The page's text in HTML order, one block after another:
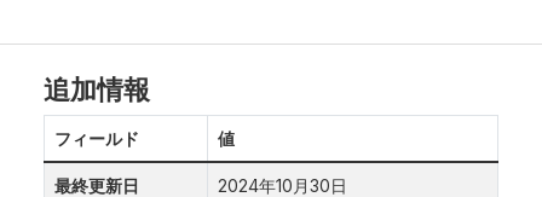
追加情報
フィールド 値
最終更新日 2024年10月30日